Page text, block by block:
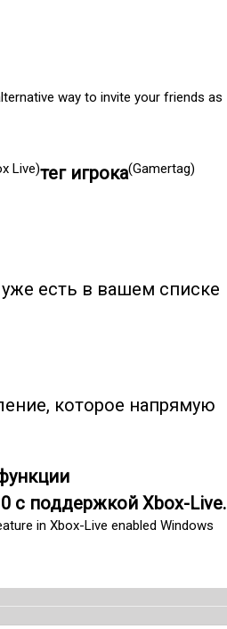
way to invite your friends as
Live)тег игрока(Gamertag)
есть в вашем списке
которое напрямую
с поддержкой Xbox-Live.
in Xbox-Live enabled Windows